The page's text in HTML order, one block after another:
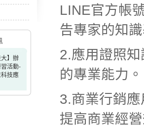
大】辦
活動-
技應
LINE官方帳
告專家的知
2.應用證照
的專業能力。
3.商業行銷
提高商業經